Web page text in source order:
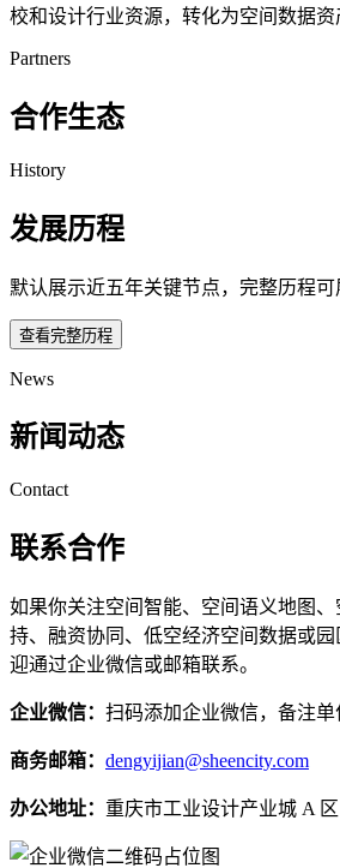
校和设计行业资源，转化为空间数据资
Partners
合作生态
History
发展历程
默认展示近五年关键节点，完整历程可
查看完整历程
News
新闻动态
Contact
联系合作
如果你关注空间智能、空间语义地图
持、融资协同、低空经济空间数据或
迎通过企业微信或邮箱联系。
企业微信： 扫码添加企业微信，备注
商务邮箱： dengyijian@sheencity.com
办公地址： 重庆市工业设计产业城 A 区